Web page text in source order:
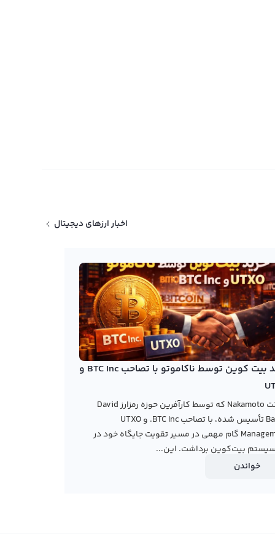
اخبار ارزهای دیجیتال
خرید بیت کوین توسط ناکاموتو با تصاحب BTC Inc و
شرکت Nakamoto که توسط کارآفرین حوزه رمزارز David
Bailey تأسیس شده، با تصاحب BTC Inc. و UTXO
Management گام مهمی در مسیر تقویت جایگاه خود در
بیت‌کوین برداشت. این...
خواندن